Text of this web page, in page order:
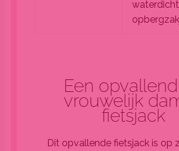
Een
vrouwelijk
fietsjack
Dit opvallende fietsjack is op